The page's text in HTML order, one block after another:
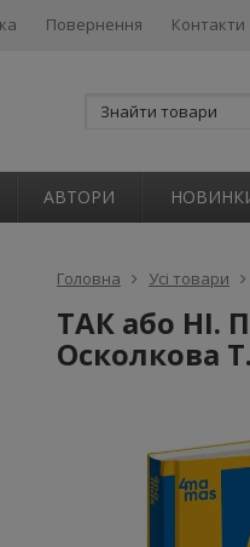
Повернення Контакти
АВТОРИ
Головна Усі товари
ТАК або НІ.
Осколкова Т.